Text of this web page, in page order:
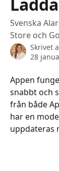
Svenska
Store och
Skrivet
28
Appen
snabbt och
från både
har en
uppdateras